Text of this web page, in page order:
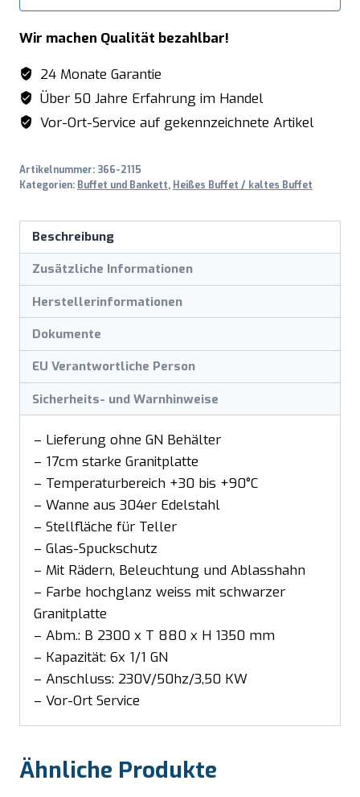
Wir machen Qualität bezahlbar!
24 Monate Garantie
Über 50 Jahre Erfahrung im Handel
Vor-Ort-Service auf gekennzeichnete Artikel
Artikelnummer: 366-2115
Kategorien: Buffet und Bankett, Heißes Buffet / kaltes Buffet
Beschreibung
Zusätzliche Informationen
Herstellerinformationen
Dokumente
EU Verantwortliche Person
Sicherheits- und Warnhinweise
– Lieferung ohne GN Behälter
– 17cm starke Granitplatte
– Temperaturbereich +30 bis +90°C
– Wanne aus 304er Edelstahl
– Stellfläche für Teller
– Glas-Spuckschutz
– Mit Rädern, Beleuchtung und Ablasshahn
– Farbe hochglanz weiss mit schwarzer
Granitplatte
– Abm.: B 2300 x T 880 x H 1350 mm
– Kapazität: 6x 1/1 GN
– Anschluss: 230V/50hz/3,50 KW
– Vor-Ort Service
Ähnliche Produkte